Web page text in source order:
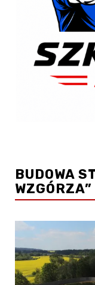
BUDOWA